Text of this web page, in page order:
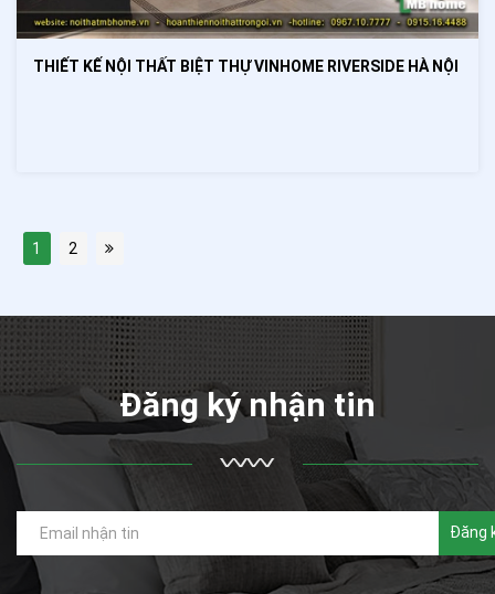
THIẾT KẾ NỘI THẤT BIỆT THỰ VINHOME RIVERSIDE HÀ NỘI
1 2
Đăng ký nhận tin
Đăng